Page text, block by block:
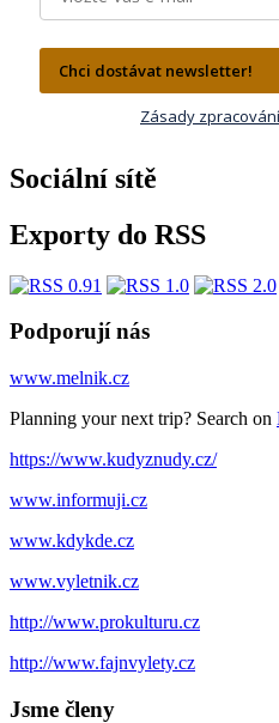
Chci dostávat newsletter!
Zásady
Sociální sítě
Exporty do RSS
Podporují nás
www.melnik.cz
Planning your next trip? Search on
https://www.kudyznudy.cz/
www.informuji.cz
www.kdykde.cz
www.vyletnik.cz
http://www.prokulturu.cz
http://www.fajnvylety.cz
Jsme členy